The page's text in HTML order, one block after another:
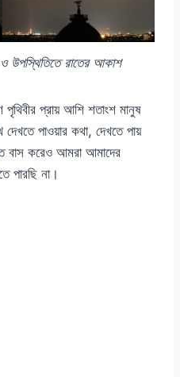
উপস্থিতিতে রাতের আকাশ
প্রায় আশি শতাংশ মানুষ
পাওয়ার কথা, দেখতে পায়
বাস করেও আমরা আমাদের
পারছি না।